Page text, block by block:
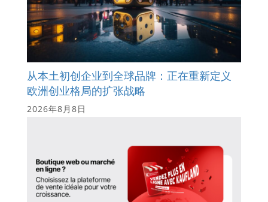
从本土初创企业到全球品牌：正在重新定义
欧洲创业格局的扩张战略
2026年8月8日